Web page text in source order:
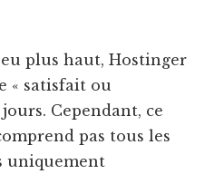
plus haut, Hostinger
« satisfait ou
Cependant, ce
pas tous les
uniquement